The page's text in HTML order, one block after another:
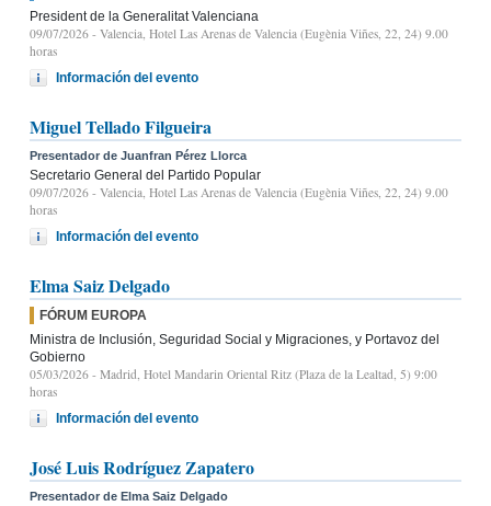
President de la Generalitat Valenciana
09/07/2026 - Valencia, Hotel Las Arenas de Valencia (Eugènia Viñes, 22, 24) 9.00
horas
Información del evento
Miguel Tellado Filgueira
Presentador de Juanfran Pérez Llorca
Secretario General del Partido Popular
09/07/2026 - Valencia, Hotel Las Arenas de Valencia (Eugènia Viñes, 22, 24) 9.00
horas
Información del evento
Elma Saiz Delgado
FÓRUM EUROPA
Ministra de Inclusión, Seguridad Social y Migraciones, y Portavoz del
Gobierno
05/03/2026 - Madrid, Hotel Mandarin Oriental Ritz (Plaza de la Lealtad, 5) 9:00
horas
Información del evento
José Luis Rodríguez Zapatero
Presentador de Elma Saiz Delgado